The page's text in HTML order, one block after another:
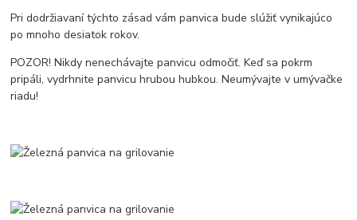
Pri dodržiavaní týchto zásad vám panvica bude slúžiť vynikajúco
po mnoho desiatok rokov.
POZOR! Nikdy nenechávajte panvicu odmočiť. Keď sa pokrm
pripáli, vydrhnite panvicu hrubou hubkou. Neumývajte v umývačke
riadu!